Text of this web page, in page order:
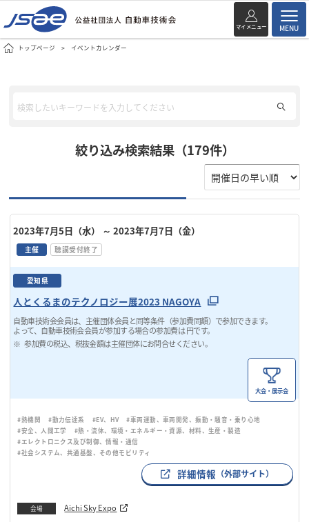
マイメニュー MENU
トップページ イベントカレンダー
絞り込み検索結果（179件）
2023年7月5日（水） ～ 2023年7月7日（金）
主催 聴講受付終了
愛知県
人とくるまのテクノロジー展2023 NAGOYA
自動車技術会会員は、主催団体会員と同等条件（参加費同額）で参加できます。
よって、自動車技術会会員が参加する場合の参加費は 円です。
参加費の税込、税抜金額は主催団体にお問合せください。
大会・展示会
#熱機関 #動力伝達系 #EV、HV
#車両運動、車両開発、振動・騒音・乗り心地
#安全、人間工学
#熱・流体、環境・エネルギー・資源、材料、生産・製造
#エレクトロニクス及び制御、情報・通信
#社会システム、共通基盤、その他モビリティ
詳細情報 （外部サイト）
会場 Aichi Sky Expo